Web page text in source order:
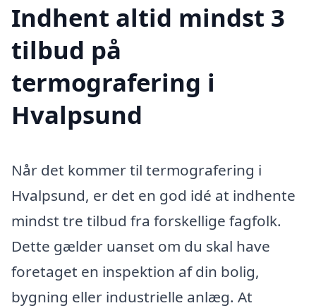
Indhent altid mindst 3
tilbud på
termografering i
Hvalpsund
Når det kommer til termografering i
Hvalpsund, er det en god idé at indhente
mindst tre tilbud fra forskellige fagfolk.
Dette gælder uanset om du skal have
foretaget en inspektion af din bolig,
bygning eller industrielle anlæg. At